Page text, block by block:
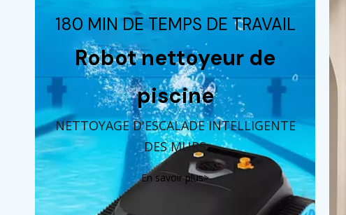
180 MIN DE TEMPS DE TRAVAIL
Robot nettoyeur de
piscine
NETTOYAGE D'ESCALADE INTELLIGENTE
DES MURS
En savoir plus>